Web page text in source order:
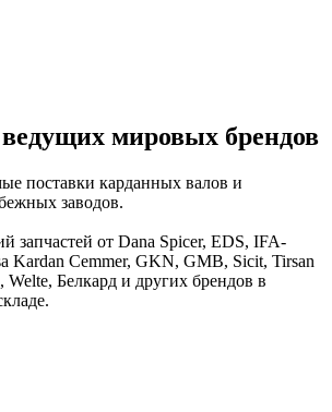
мировых брендов
поставки карданных валов и
заводов.
запчастей от Dana Spicer, EDS, IFA-
Kardan Cemmer, GKN, GMB, Sicit, Tirsan
Welte, Белкард и других брендов в